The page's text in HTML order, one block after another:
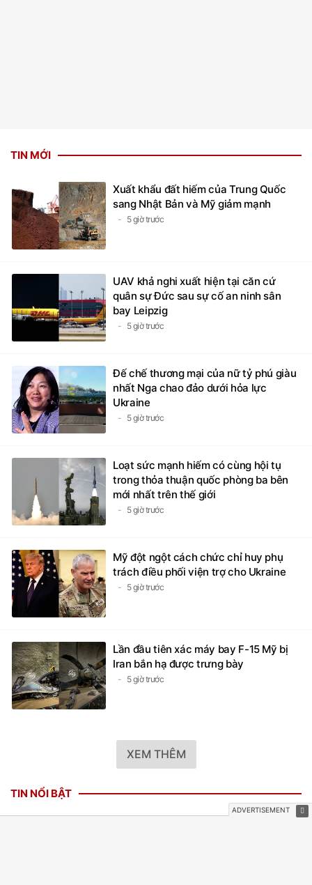
TIN MỚI
Xuất khẩu đất hiếm của Trung Quốc
sang Nhật Bản và Mỹ giảm mạnh
5 giờ trước
UAV khả nghi xuất hiện tại căn cứ
quân sự Đức sau sự cố an ninh sân
bay Leipzig
5 giờ trước
Đế chế thương mại của nữ tỷ phú giàu
nhất Nga chao đảo dưới hỏa lực
Ukraine
5 giờ trước
Loạt sức mạnh hiếm có cùng hội tụ
trong thỏa thuận quốc phòng ba bên
mới nhất trên thế giới
5 giờ trước
Mỹ đột ngột cách chức chỉ huy phụ
trách điều phối viện trợ cho Ukraine
5 giờ trước
Lần đầu tiên xác máy bay F-15 Mỹ bị
Iran bắn hạ được trưng bày
5 giờ trước
XEM THÊM
TIN NỔI BẬT